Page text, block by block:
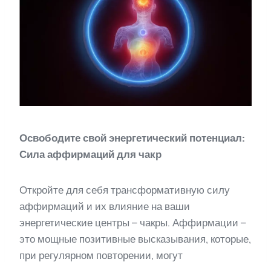
Освободите свой энергетический потенциал:
Сила аффирмаций для чакр
Откройте для себя трансформативную силу
аффирмаций и их влияние на ваши
энергетические центры – чакры. Аффирмации –
это мощные позитивные высказывания, которые,
при регулярном повторении, могут